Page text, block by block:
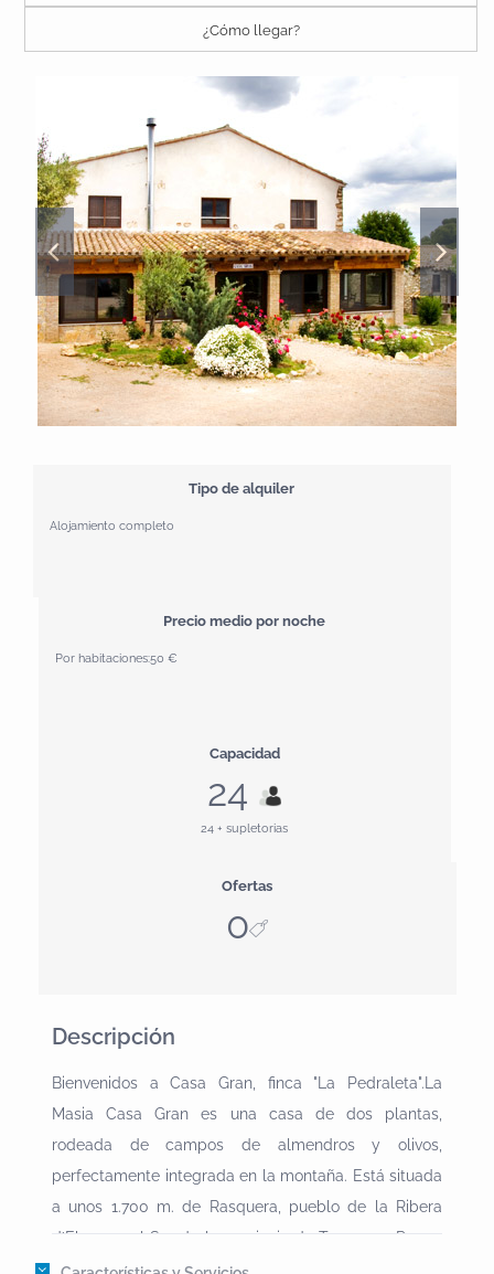
¿Cómo llegar?
Tipo de alquiler
Alojamiento completo
Precio medio por noche
Por habitaciones:50 €
Capacidad
24
24 + supletorias
Ofertas
0
Descripción
Bienvenidos a Casa Gran, finca "La Pedraleta".La
Masia Casa Gran es una casa de dos plantas,
rodeada de campos de almendros y olivos,
perfectamente integrada en la montaña. Está situada
a unos 1.700 m. de Rasquera, pueblo de la Ribera
d’Ebre, en el Sur de la provincia de Tarragona.Por su
situación, la casa es ideal para el que busca un poco